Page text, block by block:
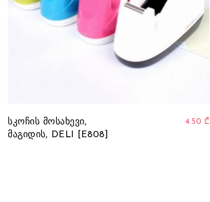
სკოჩის მოსახევი,
მაგიდის, DELI [E808]
4.50 ₾